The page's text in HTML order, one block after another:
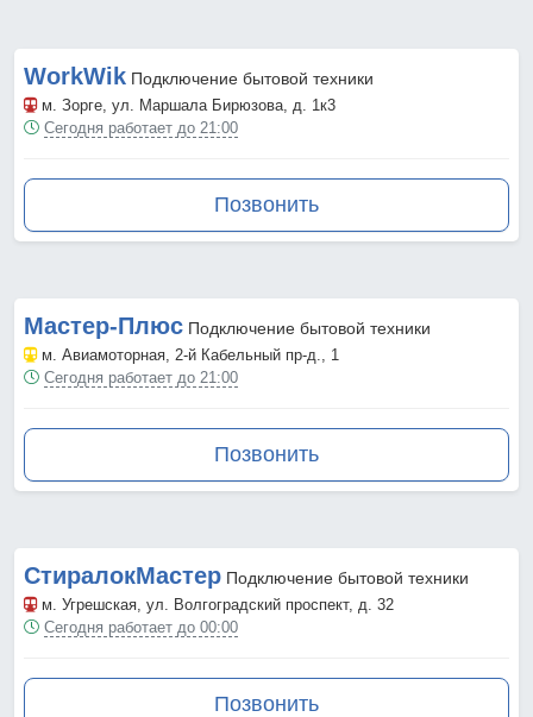
WorkWik Подключение бытовой техники
м. Зорге, ул. Маршала Бирюзова, д. 1к3
Сегодня работает до 21:00
Позвонить
Мастер-Плюс Подключение бытовой техники
м. Авиамоторная, 2-й Кабельный пр-д., 1
Сегодня работает до 21:00
Позвонить
СтиралокМастер Подключение бытовой техники
м. Угрешская, ул. Волгоградский проспект, д. 32
Сегодня работает до 00:00
Позвонить